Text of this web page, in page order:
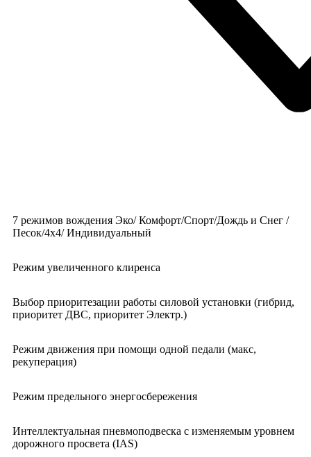
7 режимов вождения Эко/ Комфорт/Спорт/Дождь и Снег /
Песок/4x4/ Индивидуальный
Режим увеличенного клиренса
Выбор приоритезации работы силовой установки (гибрид,
приоритет ДВС, приоритет Электр.)
Режим движения при помощи одной педали (макс,
рекуперация)
Режим предельного энергосбережения
Интеллектуальная пневмоподвеска с изменяемым уровнем
дорожного просвета (IAS)